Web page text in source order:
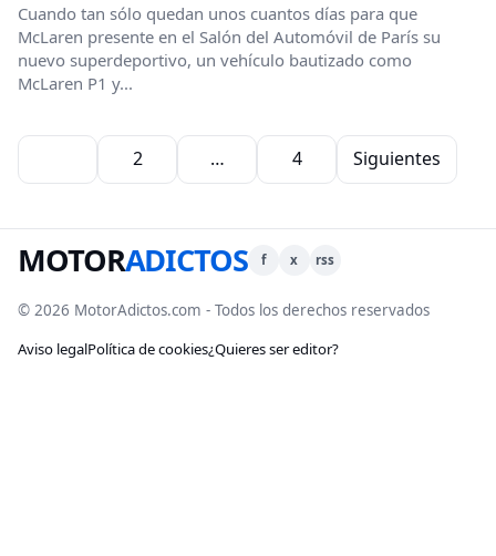
Cuando tan sólo quedan unos cuantos días para que
McLaren presente en el Salón del Automóvil de París su
nuevo superdeportivo, un vehículo bautizado como
McLaren P1 y...
Paginación de entradas
2 … 4 Siguientes
MOTORADICTOS f x rss
© 2026 MotorAdictos.com - Todos los derechos reservados
Aviso legalPolítica de cookies¿Quieres ser editor?